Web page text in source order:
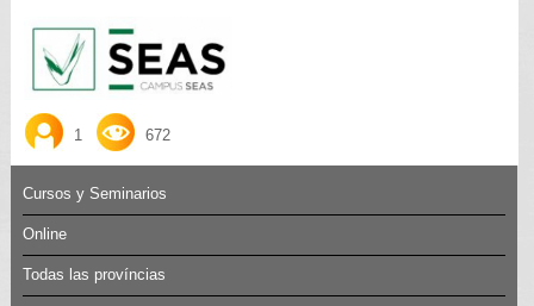
1 672
Cursos y Seminarios
Online
Todas las províncias